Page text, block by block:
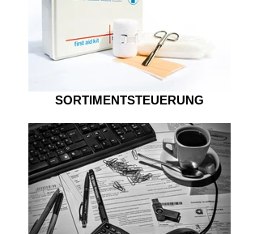
SORTIMENTSTEUERUNG